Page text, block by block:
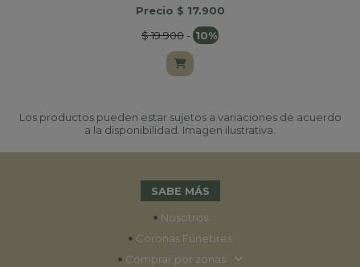
Precio $ 17.900
$ 19.900- 10%
Los productos pueden estar sujetos a variaciones de acuerdo
a la disponibilidad. Imagen ilustrativa.
SABE MÁS
• Nosotros
• Coronas Fúnebres
• Comprar por zonas